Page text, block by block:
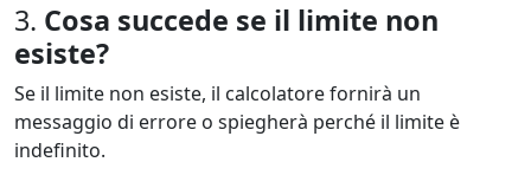
3. Cosa succede se il limite non
esiste?
Se il limite non esiste, il calcolatore fornirà un
messaggio di errore o spiegherà perché il limite è
indefinito.